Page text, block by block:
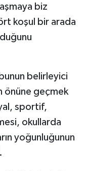
biz
koşul bir arada
belirleyici
önüne geçmek
sportif,
okullarda
yoğunluğunun